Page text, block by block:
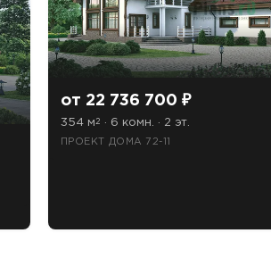
от 22 736 700 ₽
354 м2 · 6 комн. · 2 эт.
ПРОЕКТ ДОМА 72-11